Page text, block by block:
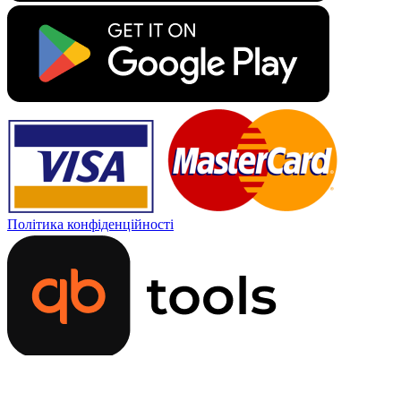
Політика конфіденційності